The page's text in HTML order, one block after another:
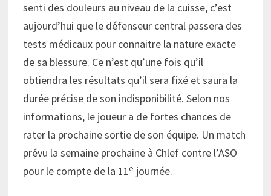
senti des douleurs au niveau de la cuisse, c’est
aujourd’hui que le défenseur central passera des
tests médicaux pour connaitre la nature exacte
de sa blessure. Ce n’est qu’une fois qu’il
obtiendra les résultats qu’il sera fixé et saura la
durée précise de son indisponibilité. Selon nos
informations, le joueur a de fortes chances de
rater la prochaine sortie de son équipe. Un match
prévu la semaine prochaine à Chlef contre l’ASO
pour le compte de la 11e journée.